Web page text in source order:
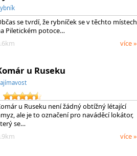
se tvrdí, že rybníček se v těchto místech
Piletickém potoce…
více »
u Ruseku
u Ruseku není žádný obtížný létající
ale je to označení pro naváděcí lokátor,
se…
více »